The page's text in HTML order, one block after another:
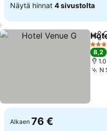
Näytä hinnat 4 sivustolta
Jaa
3
8,2
N
Alkaen 76 €